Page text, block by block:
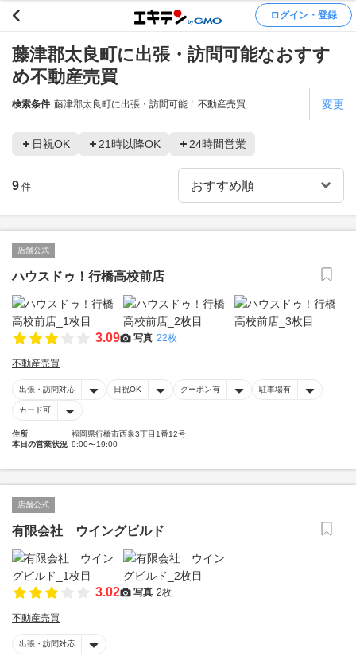
ログイン・登録
藤津郡太良町に出張・訪問可能なおすす
め不動産売買
検索条件 藤津郡太良町に出張・訪問可能 不動産売買 変更
日祝OK 21時以降OK 24時間営業
9 件
店舗公式
ハウスドゥ！行橋高校前店
3.09 写真 22枚
不動産売買
出張・訪問対応 日祝OK クーポン有 駐車場有
カード可
住所
福岡県行橋市西泉3丁目1番12号
本日の営業状況 9:00〜19:00
店舗公式
有限会社 ウイングビルド
3.02 写真 2枚
不動産売買
出張・訪問対応